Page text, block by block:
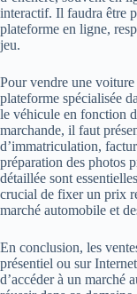
interactif. Il faudra être
plateforme en ligne,
jeu.
Pour vendre une
plateforme spécialisée
le véhicule en fonction
marchande, il faut
d’immatriculation,
préparation des photos
détaillée sont
crucial de fixer un prix
marché automobile et
En conclusion, les
présentiel ou sur
d’accéder à un marché